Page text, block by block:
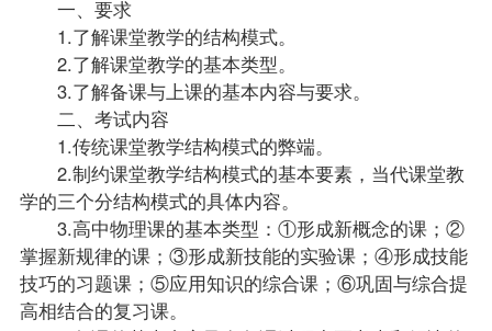
一、要求
1.了解课堂教学的结构模式。
2.了解课堂教学的基本类型。
3.了解备课与上课的基本内容与要求。
二、考试内容
1.传统课堂教学结构模式的弊端。
2.制约课堂教学结构模式的基本要素，当代课堂教
学的三个分结构模式的具体内容。
3.高中物理课的基本类型：①形成新概念的课；②
掌握新规律的课；③形成新技能的实验课；④形成技能
技巧的习题课；⑤应用知识的综合课；⑥巩固与综合提
高相结合的复习课。